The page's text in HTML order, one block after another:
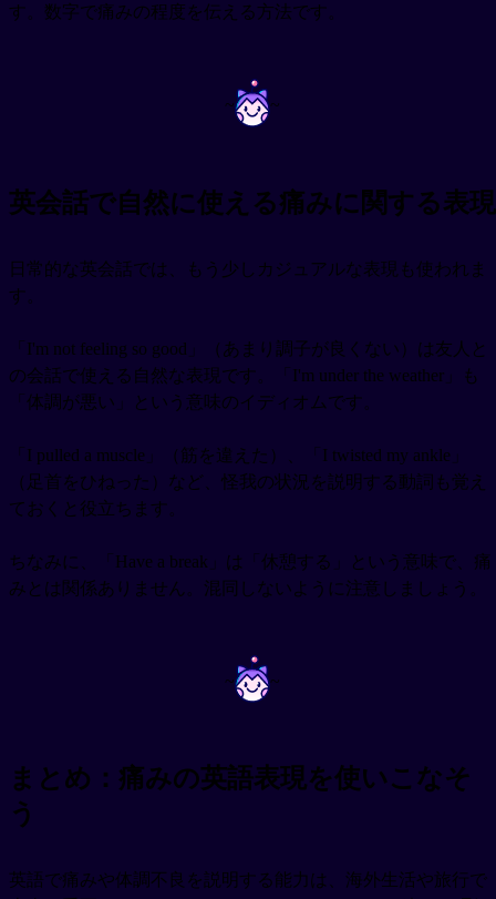
す。数字で痛みの程度を伝える方法です。
~ ~
英会話で自然に使える痛みに関する表現
日常的な英会話では、もう少しカジュアルな表現も使われま
す。
「I'm not feeling so good」（あまり調子が良くない）は友人と
の会話で使える自然な表現です。「I'm under the weather」も
「体調が悪い」という意味のイディオムです。
「I pulled a muscle」（筋を違えた）、「I twisted my ankle」
（足首をひねった）など、怪我の状況を説明する動詞も覚え
ておくと役立ちます。
ちなみに、「Have a break」は「休憩する」という意味で、痛
みとは関係ありません。混同しないように注意しましょう。
~ ~
まとめ：痛みの英語表現を使いこなそ
う
英語で痛みや体調不良を説明する能力は、海外生活や旅行で